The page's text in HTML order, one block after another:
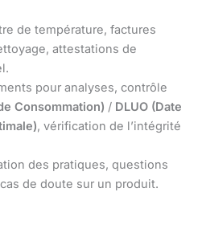
de température, factures
attestations de
pour analyses, contrôle
Consommation) / DLUO (Date
, vérification de l’intégrité
des pratiques, questions
de doute sur un produit.